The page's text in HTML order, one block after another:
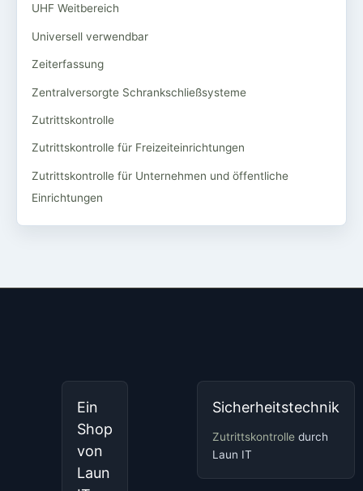
UHF Weitbereich
Universell verwendbar
Zeiterfassung
Zentralversorgte Schrankschließsysteme
Zutrittskontrolle
Zutrittskontrolle für Freizeiteinrichtungen
Zutrittskontrolle für Unternehmen und öffentliche
Einrichtungen
Ein
Shop
von
Laun
Sicherheitstechnik
Zutrittskontrolle durch
Laun IT